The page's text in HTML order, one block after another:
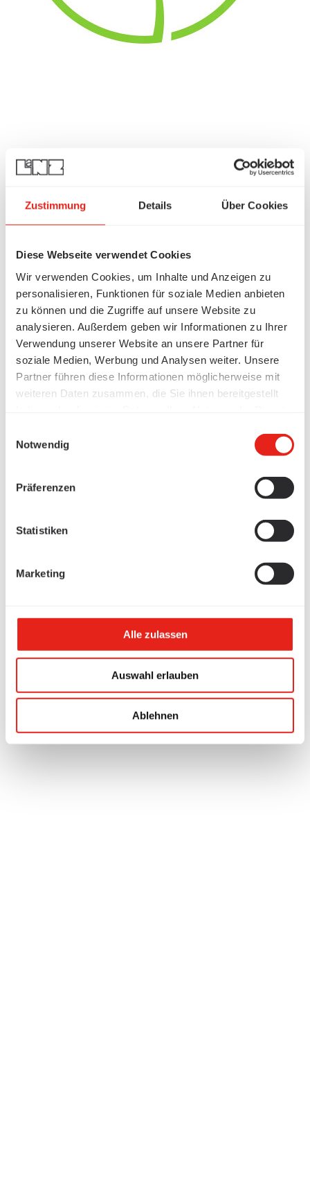
Zustimmung Details Über Cookies
Diese Webseite verwendet Cookies
Wir verwenden Cookies, um Inhalte und Anzeigen zu
personalisieren, Funktionen für soziale Medien anbieten
zu können und die Zugriffe auf unsere Website zu
analysieren. Außerdem geben wir Informationen zu Ihrer
Verwendung unserer Website an unsere Partner für
soziale Medien, Werbung und Analysen weiter. Unsere
Partner führen diese Informationen möglicherweise mit
weiteren Daten zusammen, die Sie ihnen bereitgestellt
Notwendig
Präferenzen
Statistiken
Marketing
Alle zulassen
Auswahl erlauben
Ablehnen